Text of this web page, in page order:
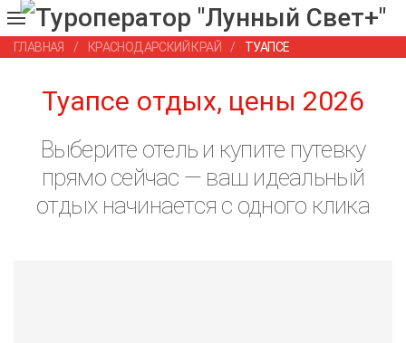
ГЛАВНАЯ КРАСНОДАРСКИЙ КРАЙ ТУАПСЕ
Туапсе отдых, цены 2026
Выберите отель и купите путевку
прямо сейчас — ваш идеальный
отдых начинается с одного клика